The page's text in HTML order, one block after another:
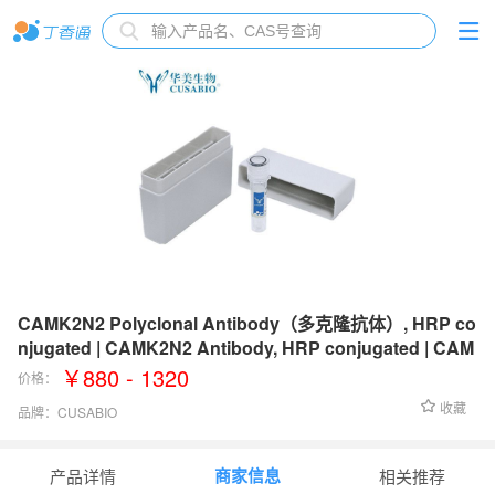
CAMK2N2 Polyclonal Antibody（多克隆抗体）, HRP co
njugated | CAMK2N2 Antibody, HRP conjugated | CAM
K2N2抗体, HRP conjugated
价格： ￥880 - 1320
品牌： CUSABIO 收藏
产品详情 商家信息 相关推荐